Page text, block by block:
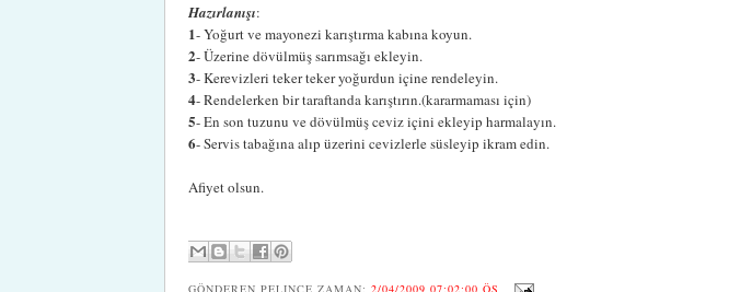
Hazırlanışı:
1- Yoğurt ve mayonezi karıştırma kabına koyun.
2- Üzerine dövülmüş sarımsağı ekleyin.
3- Kerevizleri teker teker yoğurdun içine rendeleyin.
4- Rendelerken bir taraftanda karıştırın.(kararmaması için)
5- En son tuzunu ve dövülmüş ceviz içini ekleyip harmalayın.
6- Servis tabağına alıp üzerini cevizlerle süsleyip ikram edin.
Afiyet olsun.
GÖNDEREN PELINCE ZAMAN:2/04/2009 07:02:00 ÖS